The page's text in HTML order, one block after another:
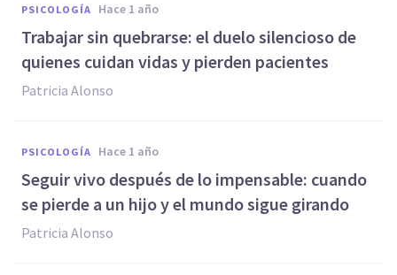
PSICOLOGÍA hace 1 año
Trabajar sin quebrarse: el duelo silencioso de
quienes cuidan vidas y pierden pacientes
Patricia Alonso
PSICOLOGÍA hace 1 año
Seguir vivo después de lo impensable: cuando
se pierde a un hijo y el mundo sigue girando
Patricia Alonso